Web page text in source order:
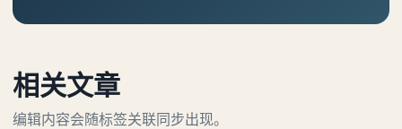
相关文章
编辑内容会随标签关联同步出现。